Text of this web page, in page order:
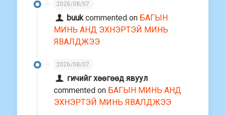
2026/08/07
buukcommented on БАГЫН
МИНЬ АНД ЭХНЭРТЭЙ МИНЬ
ЯВАЛДЖЭЭ
2026/08/07
гичийг хөөгөөд явуул
commented on БАГЫН МИНЬ АНД
ЭХНЭРТЭЙ МИНЬ ЯВАЛДЖЭЭ